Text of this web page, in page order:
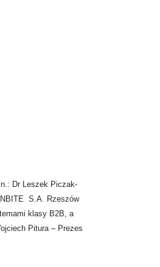
Dr Leszek Piczak-
S.A. Rzeszów
klasy B2B, a
Pitura – Prezes